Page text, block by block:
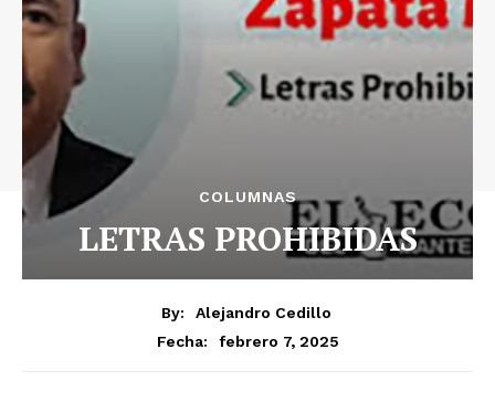
COLUMNAS
LETRAS PROHIBIDAS
By:
Alejandro Cedillo
Fecha:
febrero 7, 2025